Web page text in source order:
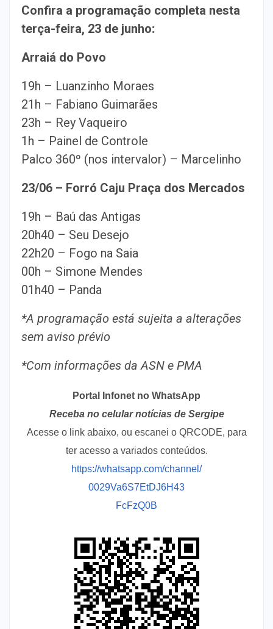
Confira a programação completa nesta
terça-feira, 23 de junho:
Arraiá do Povo
19h – Luanzinho Moraes
21h – Fabiano Guimarães
23h – Rey Vaqueiro
1h – Painel de Controle
Palco 360º (nos intervalor) – Marcelinho
23/06 – Forró Caju Praça dos Mercados
19h – Baú das Antigas
20h40 – Seu Desejo
22h20 – Fogo na Saia
00h – Simone Mendes
01h40 – Panda
*A programação está sujeita a alterações
sem aviso prévio
*Com informações da ASN e PMA
Portal Infonet no WhatsApp
Receba no celular notícias de Sergipe
Acesse o link abaixo, ou escanei o QRCODE, para
ter acesso a variados conteúdos.
https://whatsapp.com/channel/
0029Va6S7EtDJ6H43
FcFzQ0B